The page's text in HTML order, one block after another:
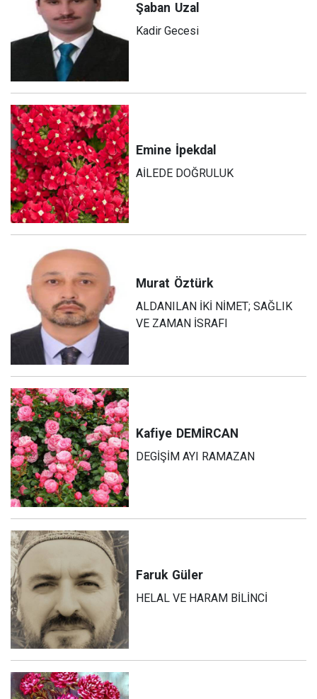
Şaban Uzal
Kadir Gecesi
Emine İpekdal
AİLEDE DOĞRULUK
Murat Öztürk
ALDANILAN İKİ NİMET; SAĞLIK
VE ZAMAN İSRAFI
Kafiye DEMİRCAN
DEGİŞİM AYI RAMAZAN
Faruk Güler
HELAL VE HARAM BİLİNCİ